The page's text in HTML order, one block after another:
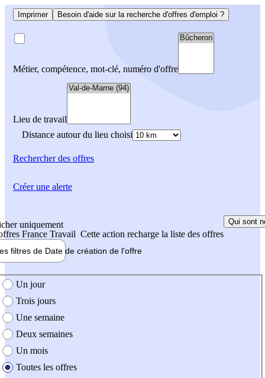
Imprimer Besoin d'aide sur la recherche d'offres d'emploi ?
Métier, compétence, mot-clé, numéro d'offre
Lieu de travail
Distance autour du lieu choisi
Rechercherdes offres
uniquement
France Travail Cette action recharge la liste des offres
Qui sont
filtres de Date de création de l'offre
création de l'offre
Un jour
Trois jours
Une semaine
Deux semaines
Un mois
Toutes les offres
Créer une alerte